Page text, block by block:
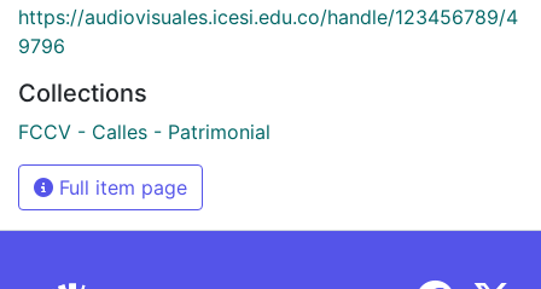
https://audiovisuales.icesi.edu.co/handle/123456789/4
9796
Collections
FCCV - Calles - Patrimonial
Full item page